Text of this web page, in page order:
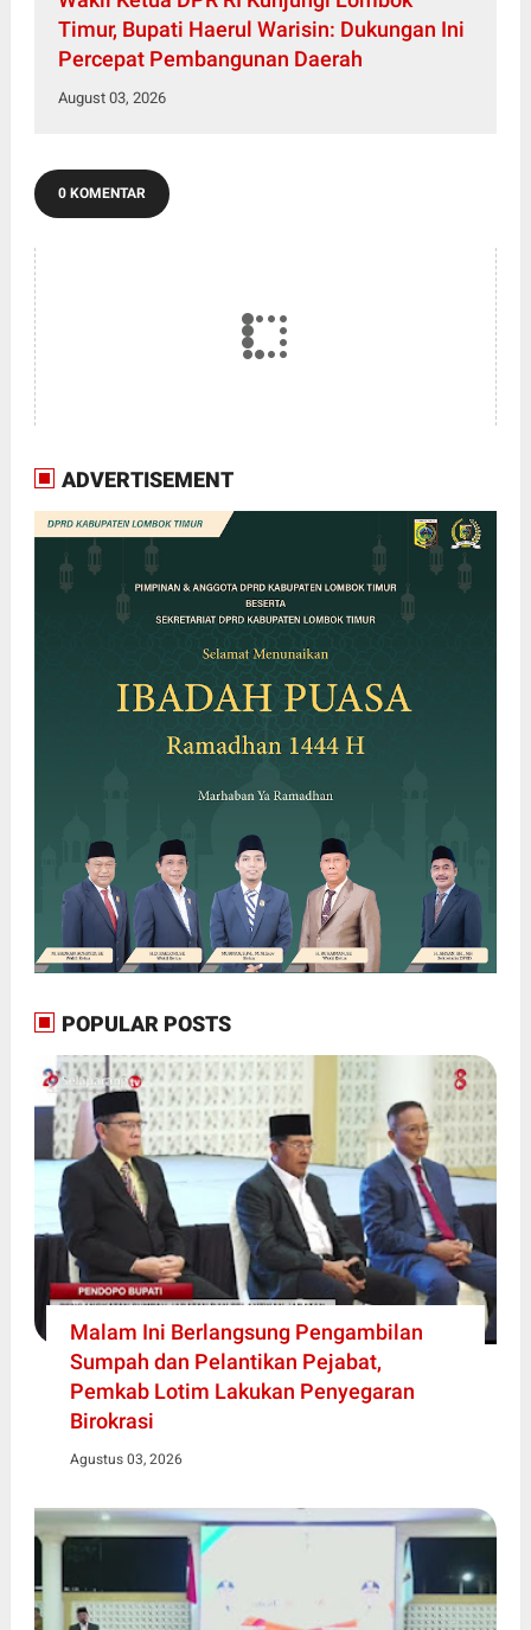
Timur, Bupati Haerul Warisin: Dukungan Ini
Percepat Pembangunan Daerah
August 03, 2026
0 KOMENTAR
ADVERTISEMENT
POPULAR POSTS
Malam Ini Berlangsung Pengambilan
Sumpah dan Pelantikan Pejabat,
Pemkab Lotim Lakukan Penyegaran
Birokrasi
Agustus 03, 2026